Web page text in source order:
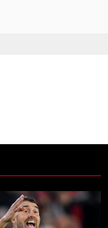
mercado: River
de tendencia con el